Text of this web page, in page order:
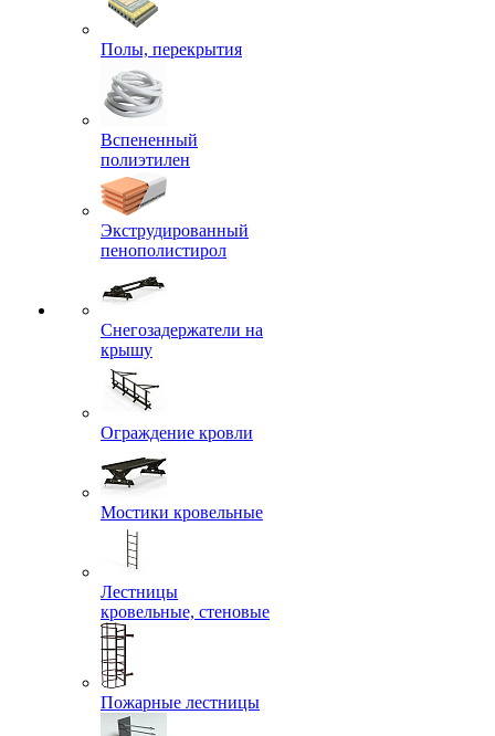
Полы, перекрытия
Вспененный
полиэтилен
Экструдированный
пенополистирол
Снегозадержатели на
крышу
Ограждение кровли
Мостики кровельные
Лестницы
кровельные, стеновые
Пожарные лестницы